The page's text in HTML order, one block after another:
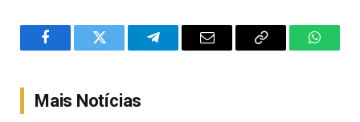
FacebookTwitter TelegramEmail
Copy
Mais Notícias